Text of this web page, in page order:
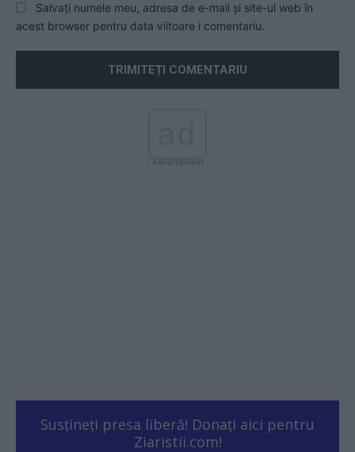
Salvați numele meu, adresa de e-mail și site-ul web în
acest browser pentru data viitoare i comentariu.
- Advertisment -
Susțineți presa liberă! Donați aici pentru
Ziaristii.com!